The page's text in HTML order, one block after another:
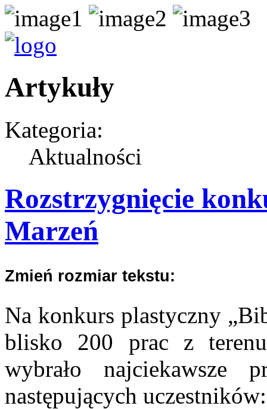
Artykuły
Kategoria:
Aktualności
Rozstrzygnięcie
Marzeń
Zmień rozmiar tekstu:
Na konkurs plastyczny
blisko 200 prac z
wybrało najciekawsze
następujących uczestników: